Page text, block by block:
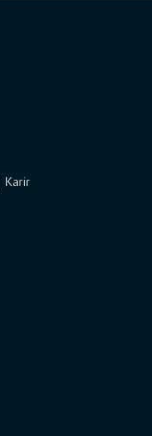
Karir